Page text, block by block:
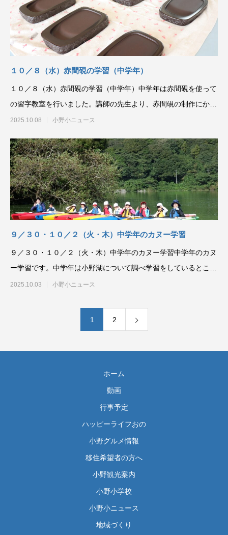
１０／８（水）赤間硯の学習（中学年）
１０／８（水）赤間硯の学習（中学年）中学年は赤間硯を使って
の習字教室を行いました。講師の先生より、赤間硯の制作にかけ
る思いをお聞きして、
2025.10.08 小野小ニュース
９／３０・１０／２（火・木）中学年のカヌー学習
９／３０・１０／２（火・木）中学年のカヌー学習中学年のカヌ
ー学習です。中学年は小野湖について調べ学習をしているところ
です。カヌーで、お気
2025.10.03 小野小ニュース
1 2
ホーム
動画
行事予定
ハッピーライフおの
小野グルメ情報
移住希望者の方へ
小野観光案内
小野小学校
小野小ニュース
地域づくり